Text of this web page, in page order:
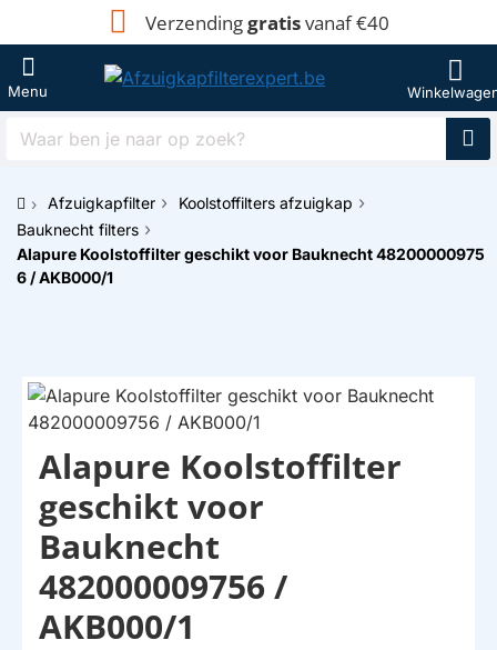
Verzendinggratisvanaf €40
Waar
naar
op
zoek?
h
o
m
Afzuigkapfilter
Koolstoffilters afzuigkap
Bauknecht filters
Alapure Koolstoffilter geschikt voor Bauknecht 48200000975
6 / AKB000/1
HUISMERK
Alapure Koolstoffilter
geschikt voor
Bauknecht
482000009756 /
AKB000/1